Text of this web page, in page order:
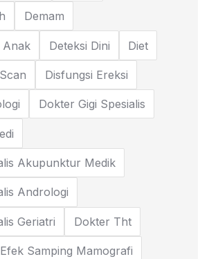
Demam
Anak Deteksi Dini Diet
Disfungsi Ereksi
Dokter Gigi Spesialis
Akupunktur Medik
Andrologi
Geriatri Dokter Tht
Efek Samping Mamografi